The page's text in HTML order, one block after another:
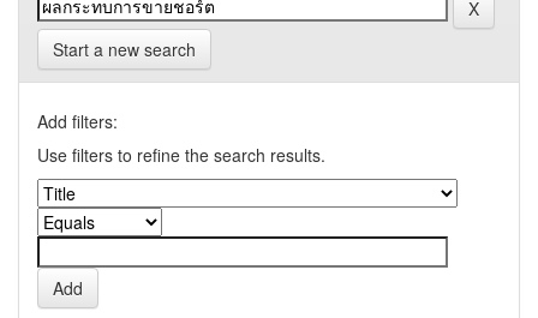
Start a new search
Add filters:
Use filters to refine the search results.